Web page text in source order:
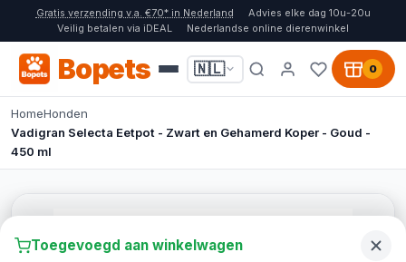
Gratis verzending v.a. €70* in Nederland
Advies elke dag 10u-20u
Veilig betalen via iDEAL
Nederlandse online dierenwinkel
Bopets 🇳🇱 0
HomeHonden
Vadigran Selecta Eetpot - Zwart en Gehamerd Koper - Goud -
450 ml
Toegevoegd aan winkelwagen